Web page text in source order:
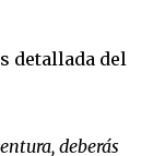
detallada del
deberás